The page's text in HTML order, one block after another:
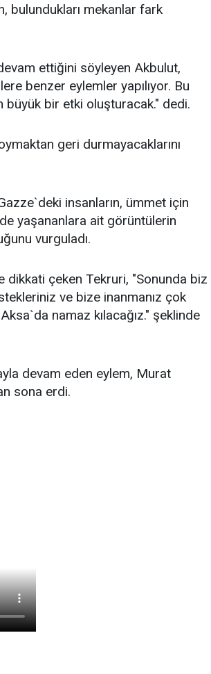
bulundukları mekanlar fark
ettiğini söyleyen Akbulut,
benzer eylemler yapılıyor. Bu
büyük bir etki oluşturacak." dedi.
geri durmayacaklarını
insanların, ümmet için
yaşananlara ait görüntülerin
vurguladı.
dikkati çeken Tekruri, "Sonunda biz
ve bize inanmanız çok
namaz kılacağız." şeklinde
devam eden eylem, Murat
sona erdi.